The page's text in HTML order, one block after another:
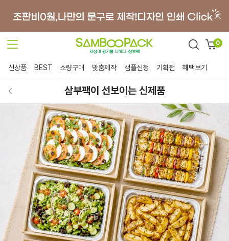
0
신상품 BEST 소량구매 맞춤제작 샘플신청 기획전 혜택보기
삼부팩이 선보이는 신제품